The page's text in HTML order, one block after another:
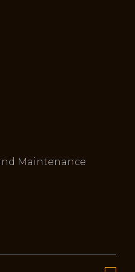
Maintenance